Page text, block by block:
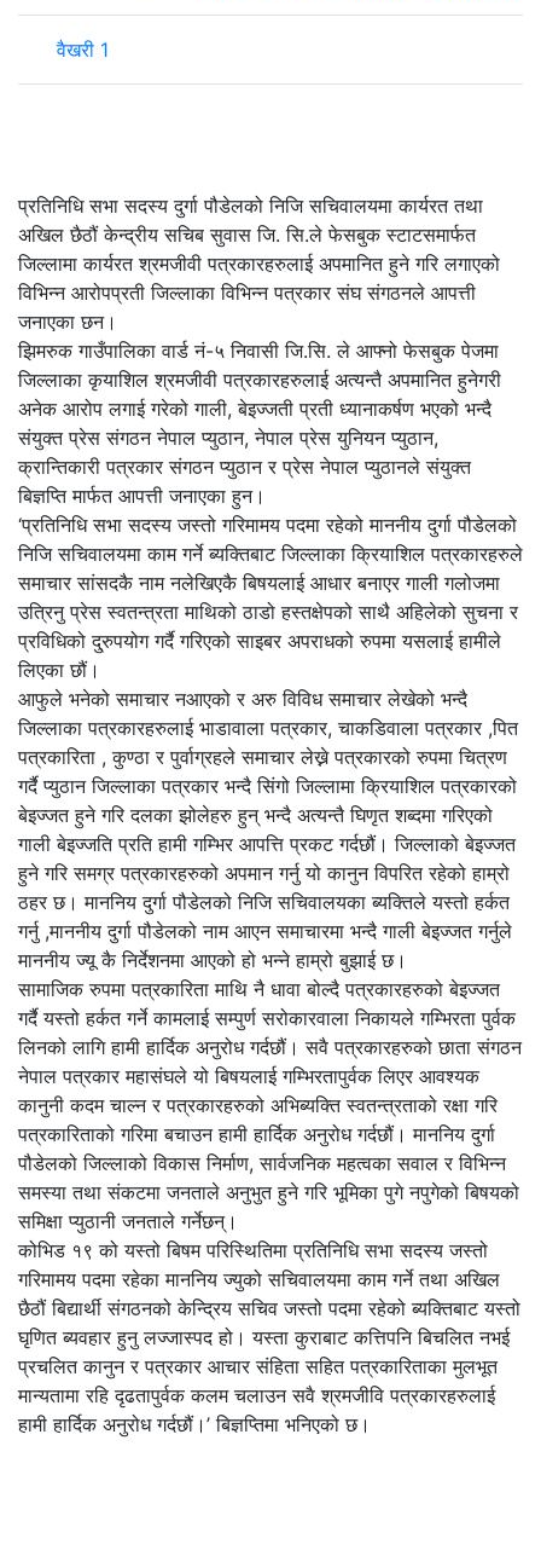
वैखरी 1
प्रतिनिधि सभा सदस्य दुर्गा पौडेलको निजि सचिवालयमा कार्यरत तथा
अखिल छैठौं केन्द्रीय सचिब सुवास जि. सि.ले फेसबुक स्टाटसमार्फत
जिल्लामा कार्यरत श्रमजीवी पत्रकारहरुलाई अपमानित हुने गरि लगाएको
विभिन्न आरोपप्रती जिल्लाका विभिन्न पत्रकार संघ संगठनले आपत्ती
जनाएका छन।
झिमरुक गाउँपालिका वार्ड नं-५ निवासी जि.सि. ले आफ्नो फेसबुक पेजमा
जिल्लाका कृयाशिल श्रमजीवी पत्रकारहरुलाई अत्यन्तै अपमानित हुनेगरी
अनेक आरोप लगाई गरेको गाली, बेइज्जती प्रती ध्यानाकर्षण भएको भन्दै
संयुक्त प्रेस संगठन नेपाल प्युठान, नेपाल प्रेस युनियन प्युठान,
क्रान्तिकारी पत्रकार संगठन प्युठान र प्रेस नेपाल प्युठानले संयुक्त
बिज्ञप्ति मार्फत आपत्ती जनाएका हुन।
‘प्रतिनिधि सभा सदस्य जस्तो गरिमामय पदमा रहेको माननीय दुर्गा पौडेलको
निजि सचिवालयमा काम गर्ने ब्यक्तिबाट जिल्लाका क्रियाशिल पत्रकारहरुले
समाचार सांसदकै नाम नलेखिएकै बिषयलाई आधार बनाएर गाली गलोजमा
उत्रिनु प्रेस स्वतन्त्रता माथिको ठाडो हस्तक्षेपको साथै अहिलेको सुचना र
प्रविधिको दु्रुपयोग गर्दै गरिएको साइबर अपराधको रुपमा यसलाई हामीले
लिएका छौं।
आफुले भनेको समाचार नआएको र अरु विविध समाचार लेखेको भन्दै
जिल्लाका पत्रकारहरुलाई भाडावाला पत्रकार, चाकडिवाला पत्रकार ,पित
पत्रकारिता , कुण्ठा र पुर्वाग्रहले समाचार लेख्ने पत्रकारको रुपमा चित्रण
गर्दै प्युठान जिल्लाका पत्रकार भन्दै सिंगो जिल्लामा क्रियाशिल पत्रकारको
बेइज्जत हुने गरि दलका झोलेहरु हुन् भन्दै अत्यन्तै घिणृत शब्दमा गरिएको
गाली बेइज्जति प्रति हामी गम्भिर आपत्ति प्रकट गर्दछौं। जिल्लाको बेइज्जत
हुने गरि समग्र पत्रकारहरुको अपमान गर्नु यो कानुन विपरित रहेको हाम्रो
ठहर छ। माननिय दुर्गा पौडेलको निजि सचिवालयका ब्यक्तिले यस्तो हर्कत
गर्नु ,माननीय दुर्गा पौडेलको नाम आएन समाचारमा भन्दै गाली बेइज्जत गर्नुले
माननीय ज्यू कै निर्देशनमा आएको हो भन्ने हाम्रो बुझाई छ।
सामाजिक रुपमा पत्रकारिता माथि नै धावा बोल्दै पत्रकारहरुको बेइज्जत
गर्दै यस्तो हर्कत गर्ने कामलाई सम्पुर्ण सरोकारवाला निकायले गम्भिरता पुर्वक
लिनको लागि हामी हार्दिक अनुरोध गर्दछौं। सवै पत्रकारहरुको छाता संगठन
नेपाल पत्रकार महासंघले यो बिषयलाई गम्भिरतापुर्वक लिएर आवश्यक
कानुनी कदम चाल्न र पत्रकारहरुको अभिब्यक्ति स्वतन्त्रताको रक्षा गरि
पत्रकारिताको गरिमा बचाउन हामी हार्दिक अनुरोध गर्दछौं। माननिय दुर्गा
पौडेलको जिल्लाको विकास निर्माण, सार्वजनिक महत्वका सवाल र विभिन्न
समस्या तथा संकटमा जनताले अनुभुत हुने गरि भूमिका पुगे नपुगेको बिषयको
समिक्षा प्युठानी जनताले गर्नेछन्।
कोभिड १९ को यस्तो बिषम परिस्थितिमा प्रतिनिधि सभा सदस्य जस्तो
गरिमामय पदमा रहेका माननिय ज्युको सचिवालयमा काम गर्ने तथा अखिल
छैठौं बिद्यार्थी संगठनको केन्द्रिय सचिव जस्तो पदमा रहेको ब्यक्तिबाट यस्तो
घृणित ब्यवहार हुनु लज्जास्पद हो। यस्ता कुराबाट कत्तिपनि बिचलित नभई
प्रचलित कानुन र पत्रकार आचार संहिता सहित पत्रकारिताका मुलभूत
मान्यतामा रहि दृढतापुर्वक कलम चलाउन सवै श्रमजीवि पत्रकारहरुलाई
हामी हार्दिक अनुरोध गर्दछौं।’ बिज्ञप्तिमा भनिएको छ।